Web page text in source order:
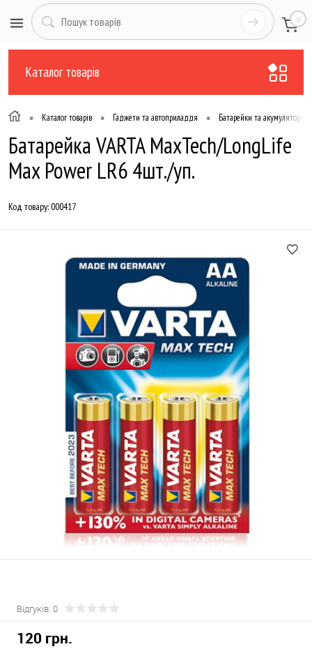
0
Каталог товарів
• Каталог товарів • Гаджети та автоприладдя • Батарейки та акумулятори
Батарейка VARTA MaxTech/LongLife
Max Power LR6 4шт./уп.
Код товару:000417
Відгуків: 0
120 грн.